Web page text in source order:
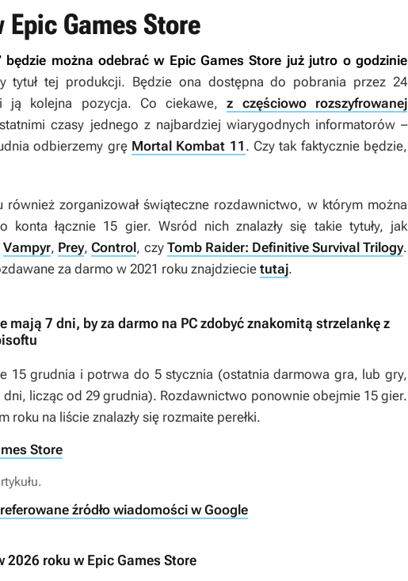
Games Store
będzie można odebrać w Epic Games Store już jutro o godzinie
tytuł tej produkcji. Będzie ona dostępna do pobrania przez 24
ją kolejna pozycja. Co ciekawe,z częściowo rozszyfrowanej
czasy jednego z najbardziej wiarygodnych informatorów –
odbierzemy grę Mortal Kombat 11 . Czy tak faktycznie będzie,
również zorganizował świąteczne rozdawnictwo, w którym można
konta łącznie 15 gier. Wsród nich znalazły się takie tytuły, jak
Vampyr, Prey,Control, czy Tomb Raider: Definitive Survival Trilogy.
za darmo w 2021 roku znajdziecie tutaj.
mają 7 dni, by za darmo na PC zdobyć znakomitą strzelankę z
15 grudnia i potrwa do 5 stycznia (ostatnia darmowa gra, lub gry,
licząc od 29 grudnia). Rozdawnictwo ponownie obejmie 15 gier.
roku na liście znalazły się rozmaite perełki.
Store
źródło wiadomości w Google
2026 roku w Epic Games Store